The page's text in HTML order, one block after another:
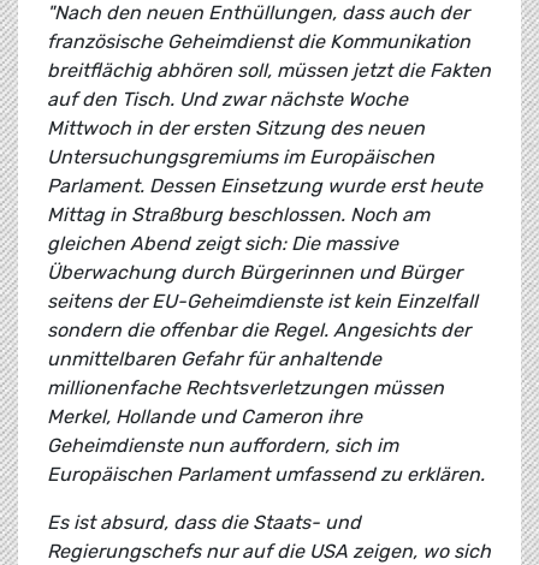
"Nach den neuen Enthüllungen, dass auch der
französische Geheimdienst die Kommunikation
breitflächig abhören soll, müssen jetzt die Fakten
auf den Tisch. Und zwar nächste Woche
Mittwoch in der ersten Sitzung des neuen
Untersuchungsgremiums im Europäischen
Parlament. Dessen Einsetzung wurde erst heute
Mittag in Straßburg beschlossen. Noch am
gleichen Abend zeigt sich: Die massive
Überwachung durch Bürgerinnen und Bürger
seitens der EU-Geheimdienste ist kein Einzelfall
sondern die offenbar die Regel. Angesichts der
unmittelbaren Gefahr für anhaltende
millionenfache Rechtsverletzungen müssen
Merkel, Hollande und Cameron ihre
Geheimdienste nun auffordern, sich im
Europäischen Parlament umfassend zu erklären.
Es ist absurd, dass die Staats- und
Regierungschefs nur auf die USA zeigen, wo sich